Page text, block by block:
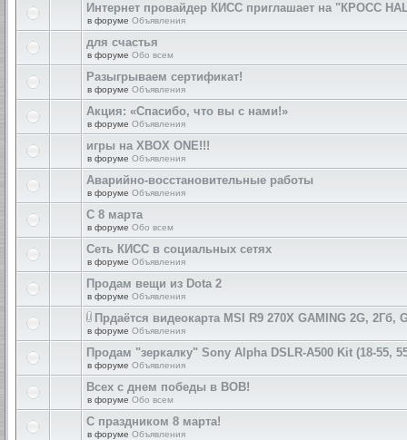
Интернет провайдер КИСС приглашает на "КРОСС
в форуме Объявления
для счастья
в форуме Обо всем
Разыгрываем сертификат!
в форуме Объявления
Акция: «Спасибо, что вы с нами!»
в форуме Объявления
игры на XBOX ONE!!!
в форуме Объявления
Аварийно-восстановительные работы
в форуме Объявления
С 8 марта
в форуме Обо всем
Сеть КИСС в социальных сетях
в форуме Объявления
Продам вещи из Dota 2
в форуме Объявления
Прдаётся видеокарта MSI R9 270X GAMING 2G, 2Гб,
в форуме Объявления
Продам "зеркалку" Sony Alpha DSLR-A500 Kit (18-55,
в форуме Объявления
Всех с днем победы в ВОВ!
в форуме Обо всем
С праздником 8 марта!
в форуме Объявления